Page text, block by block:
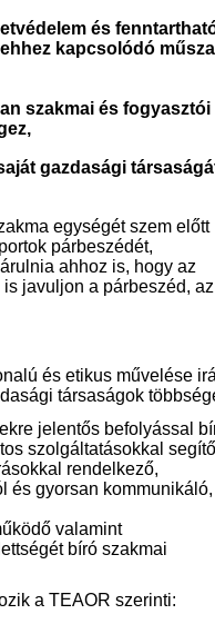
és
kapcsolódó
szakmai és fogyasztói
gazdasági
egységét szem előtt
párbeszédét,
ahhoz is, hogy az
javuljon a párbeszéd, az
és etikus művelése
társaságok
jelentős befolyással
szolgáltatásokkal
rendelkező,
és gyorsan kommunikáló,
valamint
bíró szakmai
a TEAOR szerinti: